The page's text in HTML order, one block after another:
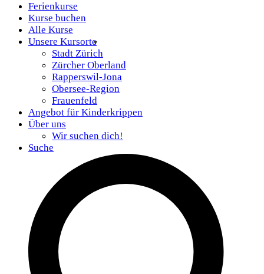
Ferienkurse
Kurse buchen
Alle Kurse
Unsere Kursorte
Stadt Zürich
Zürcher Oberland
Rapperswil-Jona
Obersee-Region
Frauenfeld
Angebot für Kinderkrippen
Über uns
Wir suchen dich!
Suche